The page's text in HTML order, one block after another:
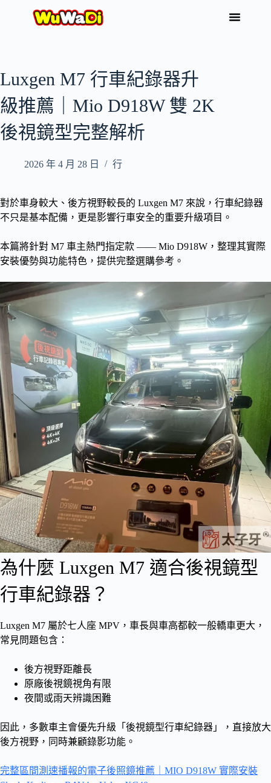
Luxgen M7 行車紀錄器升
級推薦｜Mio D918W 雙 2K
後視鏡型完整解析
2026 年 4 月 28 日 行
對於車身較大、後方視野較長的 Luxgen M7 來說，行車紀錄器
不只是基本配備，更是影響行車安全的重要升級項目。
本篇將針對 M7 車主熱門指定款 —— Mio D918W，整理其實際
安裝優勢與功能特色，提供完整選購參考。
為什麼 Luxgen M7 適合後視鏡型
行車紀錄器？
Luxgen M7 屬於七人座 MPV，車長與車高都較一般轎車更大，
常見問題包含：
後方視野距離長
原廠後視鏡視角有限
夜間或雨天辨識困難
因此，多數車主會優先升級「後視鏡型行車紀錄器」，直接放大
後方視野，同時兼顧錄影功能。
完整區間測速播報的電子後照鏡推薦｜MIO D918W 實際安裝